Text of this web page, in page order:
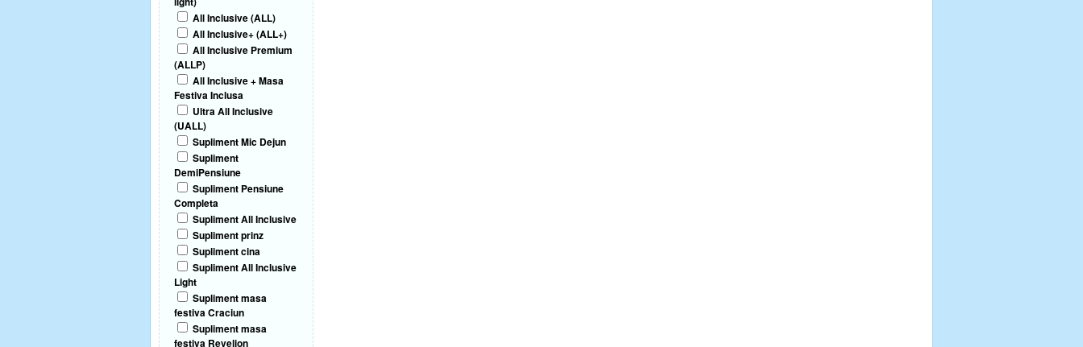
All Inclusive (ALL)
All Inclusive+ (ALL+)
All Inclusive Premium
(ALLP)
All Inclusive + Masa
Festiva Inclusa
Ultra All Inclusive
(UALL)
Supliment Mic Dejun
Supliment
DemiPensiune
Supliment Pensiune
Completa
Supliment All Inclusive
Supliment prinz
Supliment cina
Supliment All Inclusive
Light
Supliment masa
festiva Craciun
Supliment masa
festiva Revelion